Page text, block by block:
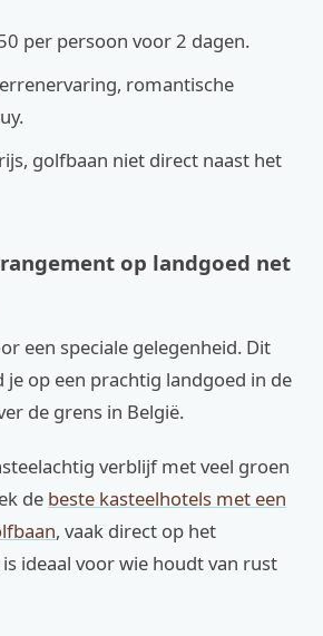
per persoon voor 2 dagen.
romantische
golfbaan niet direct naast het
op landgoed net
een speciale gelegenheid. Dit
op een prachtig landgoed in de
de grens in België.
verblijf met veel groen
de beste kasteelhotels met een
, vaak direct op het
ideaal voor wie houdt van rust